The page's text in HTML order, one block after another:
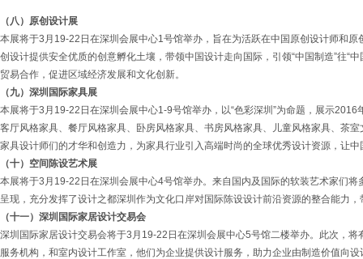
（八）原创设计展
本展将于3月19-22日在深圳会展中心1号馆举办，旨在为活跃在中国原创设计师和
创设计提供安全优质的创意孵化土壤，带领中国设计走向国际，引领“中国制造”往“
贸易合作，促进区域经济发展和文化创新。
（九）深圳国际家具展
本展将于3月19-22日在深圳会展中心1-9号馆举办，以“色彩深圳”为命题，展示
客厅风格家具、餐厅风格家具、卧房风格家具、书房风格家具、儿童风格家具、茶
家具设计师们的才华和创造力，为家具行业引入高端时尚的全球优秀设计资源，让
（十）空间陈设艺术展
本展将于3月19-22日在深圳会展中心4号馆举办。来自国内及国际的软装艺术家们
呈现，充分发挥了设计之都深圳作为文化口岸对国际陈设设计前沿资源的整合能力
（十一）深圳国际家居设计交易会
深圳国际家居设计交易会将于3月19-22日在深圳会展中心5号馆二楼举办。此次，
服务机构，和室内设计工作室，他们为企业提供设计服务，助力企业由制造价值向